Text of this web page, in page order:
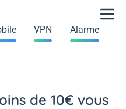
VPN Alarme
de 10€ vous